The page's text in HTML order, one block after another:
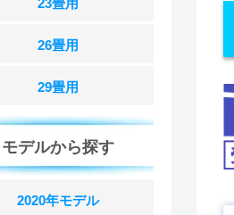
23畳用
26畳用
29畳用
モデルから探す
2020年モデル